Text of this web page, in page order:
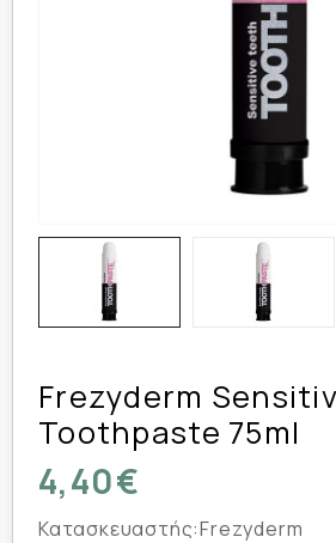
Frezyderm
Toothpaste 75ml
4,40€
Κατασκευαστής:Frezyderm